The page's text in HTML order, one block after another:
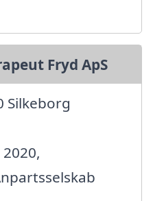
Fryd ApS
Silkeborg